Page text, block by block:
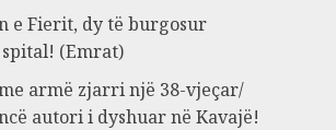
e Fierit, dy të burgosur
(Emrat)
armë zjarri një 38-vjeçar/
autori i dyshuar në Kavajë!